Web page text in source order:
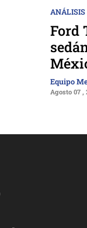
ANÁLISIS
Ford
Equipo
Agosto 07 ,